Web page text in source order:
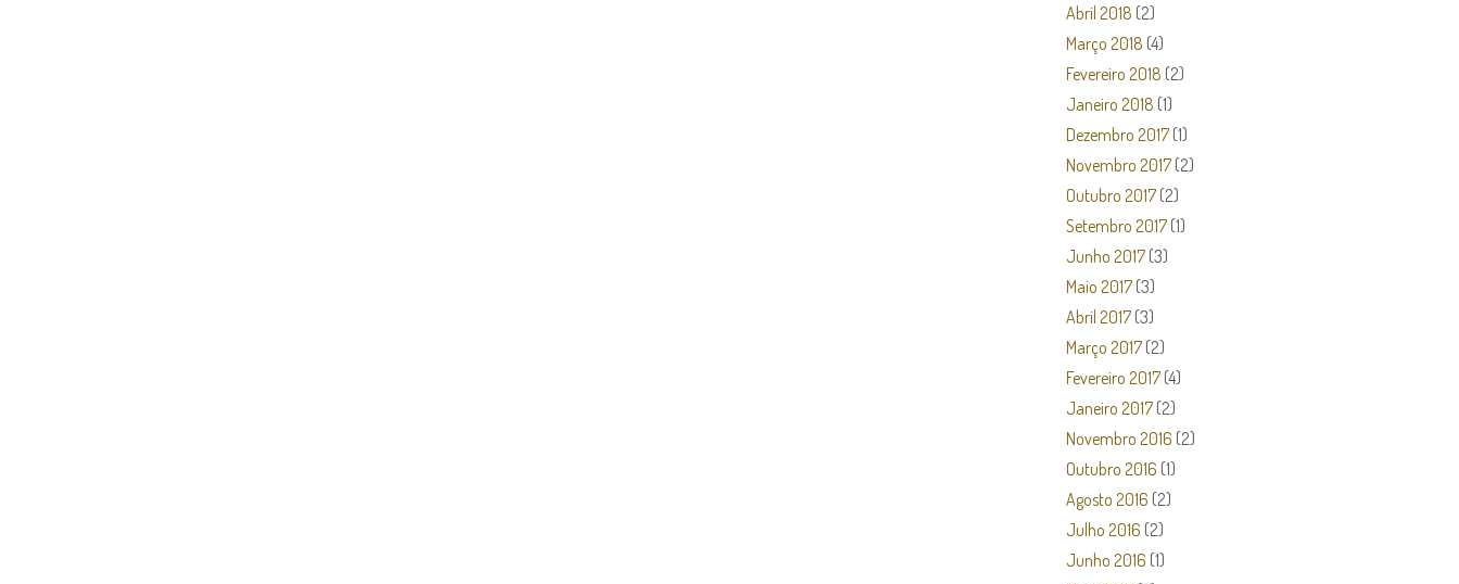
Abril 2018 (2)
Março 2018 (4)
Fevereiro 2018 (2)
Janeiro 2018 (1)
Dezembro 2017 (1)
Novembro 2017 (2)
Outubro 2017 (2)
Setembro 2017 (1)
Junho 2017 (3)
Maio 2017 (3)
Abril 2017 (3)
Março 2017 (2)
Fevereiro 2017 (4)
Janeiro 2017 (2)
Novembro 2016 (2)
Outubro 2016 (1)
Agosto 2016 (2)
Julho 2016 (2)
Junho 2016 (1)